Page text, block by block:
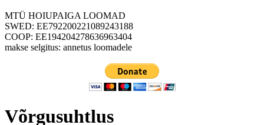
MTÜ HOIUPAIGA LOOMAD
SWED: EE792200221089243188
COOP: EE194204278636963404
makse selgitus: annetus loomadele
Võrgusuhtlus